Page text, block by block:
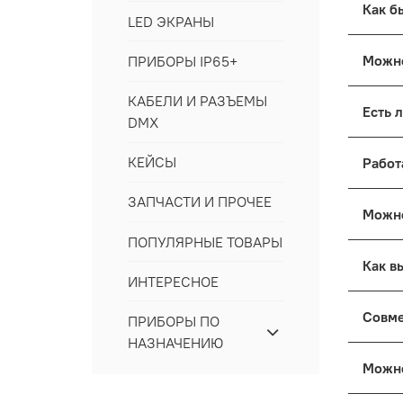
с
LED ЭКРАНЫ
ПРИБОРЫ IP65+
КАБЕЛИ И РАЗЪЕМЫ
DMX
КЕЙСЫ
ЗАПЧАСТИ И ПРОЧЕЕ
ПОПУЛЯРНЫЕ ТОВАРЫ
ИНТЕРЕСНОЕ
ПРИБОРЫ ПО
НАЗНАЧЕНИЮ